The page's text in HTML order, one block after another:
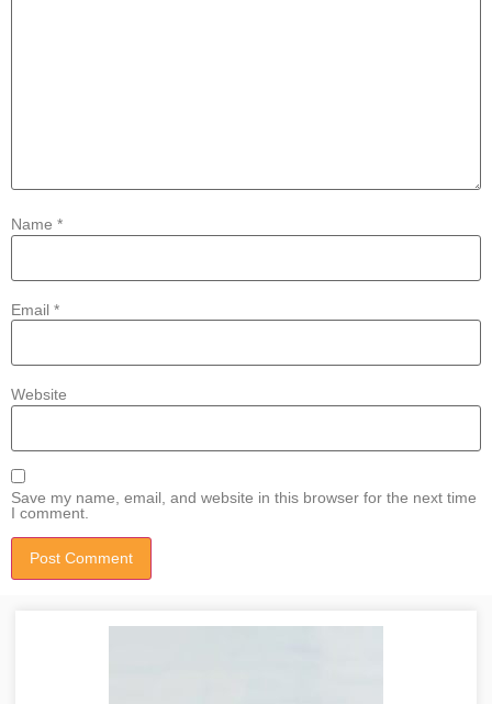
Name *
Email *
Website
Save my name, email, and website in this browser for the next time
I comment.